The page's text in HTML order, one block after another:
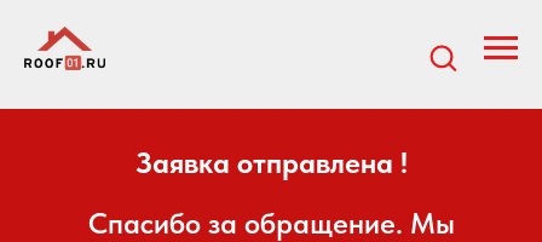
Заявка отправлена !
Спасибо за обращение. Мы